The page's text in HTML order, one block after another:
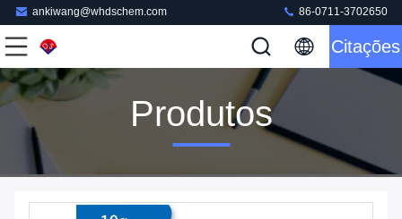
ankiwang@whdschem.com 86-0711-3702650
Citações
Produtos